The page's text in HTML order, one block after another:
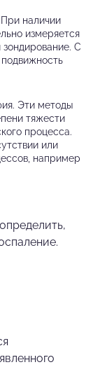
наличии
измеряется
зондирование. С
Эти методы
тяжести
процесса.
или
например